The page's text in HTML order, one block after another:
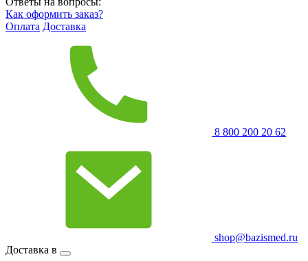
Как оформить заказ?
Оплата Доставка
8 800 200 20 62
shop@bazismed.ru
Доставка в